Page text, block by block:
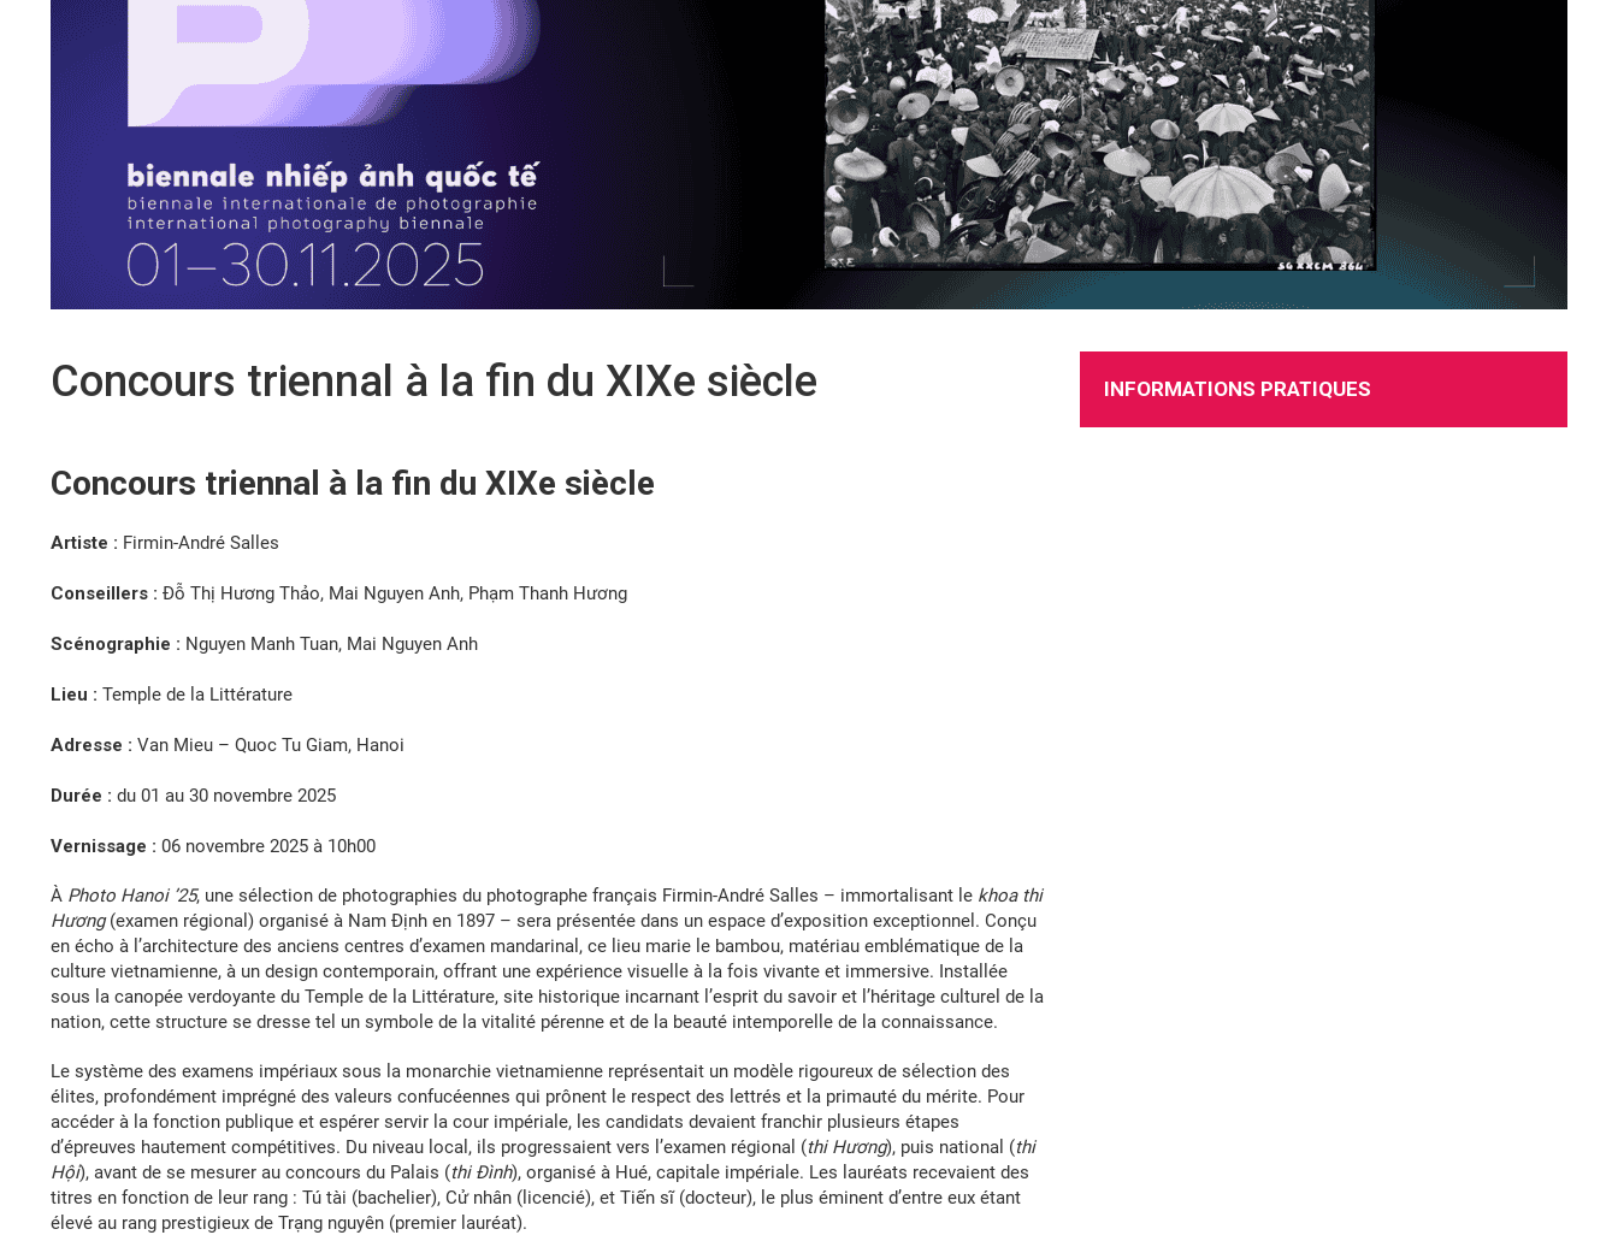
RECRUTEMENT
Concours triennal à la fin du XIXe siècle
Concours triennal à la fin du XIXe siècle
Artiste : Firmin-André Salles
Conseillers : Đỗ Thị Hương Thảo, Mai Nguyen Anh, Phạm Thanh Hương
Scénographie : Nguyen Manh Tuan, Mai Nguyen Anh
Lieu : Temple de la Littérature
Adresse : Van Mieu – Quoc Tu Giam, Hanoi
Durée : du 01 au 30 novembre 2025
Vernissage : 06 novembre 2025 à 10h00
À Photo Hanoi ’25, une sélection de photographies du photographe français Firmin-André Salles – immortalisant le khoa thi
Hương(examen régional) organisé à Nam Định en 1897 – sera présentée dans un espace d’exposition exceptionnel. Conçu
en écho à l’architecture des anciens centres d’examen mandarinal, ce lieu marie le bambou, matériau emblématique de la
culture vietnamienne, à un design contemporain, offrant une expérience visuelle à la fois vivante et immersive. Installée
sous la canopée verdoyante du Temple de la Littérature, site historique incarnant l’esprit du savoir et l’héritage culturel de la
nation, cette structure se dresse tel un symbole de la vitalité pérenne et de la beauté intemporelle de la connaissance.
Le système des examens impériaux sous la monarchie vietnamienne représentait un modèle rigoureux de sélection des
élites, profondément imprégné des valeurs confucéennes qui prônent le respect des lettrés et la primauté du mérite. Pour
accéder à la fonction publique et espérer servir la cour impériale, les candidats devaient franchir plusieurs étapes
d’épreuves hautement compétitives. Du niveau local, ils progressaient vers l’examen régional (thi Hương), puis national (thi
Hội), avant de se mesurer au concours du Palais (thi Đình), organisé à Hué, capitale impériale. Les lauréats recevaient des
titres en fonction de leur rang : Tú tài (bachelier), Cử nhân (licencié), et Tiến sĩ (docteur), le plus éminent d’entre eux étant
élevé au rang prestigieux de Trạng nguyên (premier lauréat).
INFORMATIONS PRATIQUES